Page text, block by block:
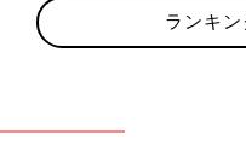
ところがあればその時に教
す。なければ、ずっと世間
多い
ランキ